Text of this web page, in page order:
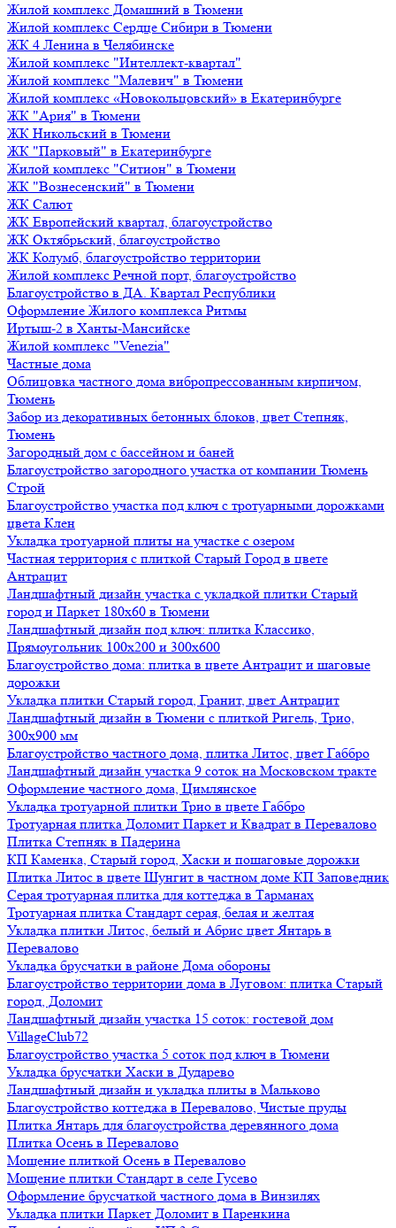
Жилой комплекс Домашний в Тюмени
Жилой комплекс Сердце Сибири в Тюмени
ЖК 4 Ленина в Челябинске
Жилой комплекс "Интеллект-квартал"
Жилой комплекс "Малевич" в Тюмени
Жилой комплекс «Новокольцовский» в Екатеринбурге
ЖК "Ария" в Тюмени
ЖК Никольский в Тюмени
ЖК "Парковый" в Екатеринбурге
Жилой комплекс "Ситион" в Тюмени
ЖК "Вознесенский" в Тюмени
ЖК Салют
ЖК Европейский квартал, благоустройство
ЖК Октябрьский, благоустройство
ЖК Колумб, благоустройство территории
Жилой комплекс Речной порт, благоустройство
Благоустройство в ДА. Квартал Республики
Оформление Жилого комплекса Ритмы
Иртыш-2 в Ханты-Мансийске
Жилой комплекс "Venezia"
Частные дома
Облицовка частного дома вибропрессованным кирпичом,
Тюмень
Забор из декоративных бетонных блоков, цвет Степняк,
Тюмень
Загородный дом с бассейном и баней
Благоустройство загородного участка от компании Тюмень
Строй
Благоустройство участка под ключ с тротуарными дорожками
цвета Клен
Укладка тротуарной плиты на участке с озером
Частная территория с плиткой Старый Город в цвете
Антрацит
Ландшафтный дизайн участка с укладкой плитки Старый
город и Паркет 180х60 в Тюмени
Ландшафтный дизайн под ключ: плитка Классико,
Прямоугольник 100х200 и 300х600
Благоустройство дома: плитка в цвете Антрацит и шаговые
дорожки
Укладка плитки Старый город, Гранит, цвет Антрацит
Ландшафтный дизайн в Тюмени с плиткой Ригель, Трио,
300х900 мм
Благоустройство частного дома, плитка Литос, цвет Габбро
Ландшафтный дизайн участка 9 соток на Московском тракте
Оформление частного дома, Цимлянское
Укладка тротуарной плитки Трио в цвете Габбро
Тротуарная плитка Доломит Паркет и Квадрат в Перевалово
Плитка Степняк в Падерина
КП Каменка, Старый город, Хаски и пошаговые дорожки
Плитка Литос в цвете Шунгит в частном доме КП Заповедник
Серая тротуарная плитка для коттеджа в Тарманах
Тротуарная плитка Стандарт серая, белая и желтая
Укладка плитки Литос, белый и Абрис цвет Янтарь в
Перевалово
Укладка брусчатки в районе Дома обороны
Благоустройство территории дома в Луговом: плитка Старый
город, Доломит
Ландшафтный дизайн участка 15 соток: гостевой дом
VillageClub72
Благоустройство участка 5 соток под ключ в Тюмени
Укладка брусчатки Хаски в Дударево
Ландшафтный дизайн и укладка плиты в Мальково
Благоустройство коттеджа в Перевалово, Чистые пруды
Плитка Янтарь для благоустройства деревянного дома
Плитка Осень в Перевалово
Мощение плиткой Осень в Перевалово
Мощение плитки Стандарт в селе Гусево
Оформление брусчаткой частного дома в Винзилях
Укладка плитки Паркет Доломит в Паренкина